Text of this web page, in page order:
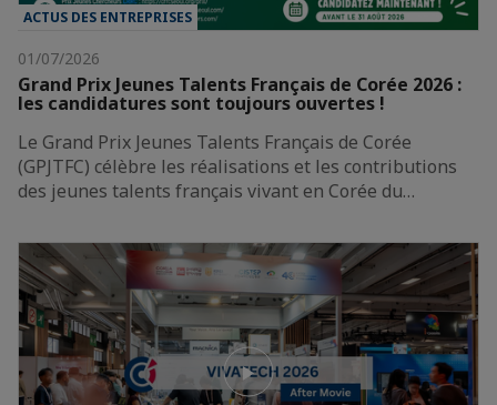
ACTUS DES ENTREPRISES
01/07/2026
Grand Prix Jeunes Talents Français de Corée 2026 :
les candidatures sont toujours ouvertes !
Le Grand Prix Jeunes Talents Français de Corée
(GPJTFC) célèbre les réalisations et les contributions
des jeunes talents français vivant en Corée du…